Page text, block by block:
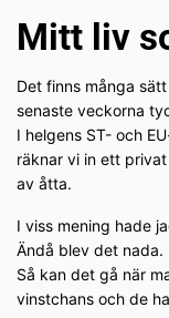
Mitt liv
Det finns många
senaste veckorna
I helgens ST- och
räknar vi in ett
av åtta.
I viss mening hade
Ändå blev det nada.
Så kan det gå när
vinstchans och de